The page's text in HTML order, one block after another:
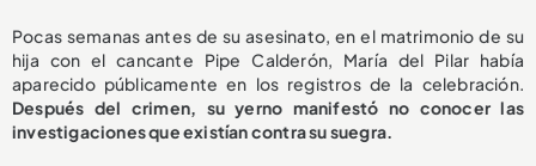
Pocas semanas antes de su asesinato, en el matrimonio de su
hija con el cancante Pipe Calderón, María del Pilar había
aparecido públicamente en los registros de la celebración.
Después del crimen, su yerno manifestó no conocer las
investigaciones que existían contra su suegra.